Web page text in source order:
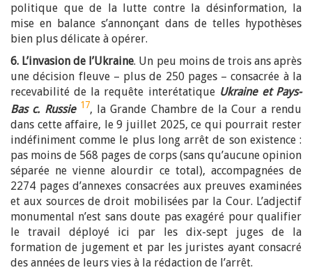
politique que de la lutte contre la désinformation, la
mise en balance s’annonçant dans de telles hypothèses
bien plus délicate à opérer.
6. L’invasion de l’Ukraine. Un peu moins de trois ans après
une décision fleuve – plus de 250 pages – consacrée à la
recevabilité de la requête interétatique Ukraine et Pays-
Bas c. Russie 17, la Grande Chambre de la Cour a rendu
dans cette affaire, le 9 juillet 2025, ce qui pourrait rester
indéfiniment comme le plus long arrêt de son existence :
pas moins de 568 pages de corps (sans qu’aucune opinion
séparée ne vienne alourdir ce total), accompagnées de
2274 pages d’annexes consacrées aux preuves examinées
et aux sources de droit mobilisées par la Cour. L’adjectif
monumental n’est sans doute pas exagéré pour qualifier
le travail déployé ici par les dix-sept juges de la
formation de jugement et par les juristes ayant consacré
des années de leurs vies à la rédaction de l’arrêt.